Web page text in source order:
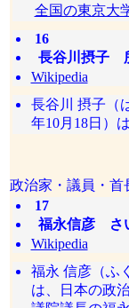
全国の東京大
16
長谷川摂子
Wikipedia
長谷川 摂子（
年10月18日）
政治家・議員・首
17
福永信彦 さ
Wikipedia
福永 信彦（ふ
は、日本の政